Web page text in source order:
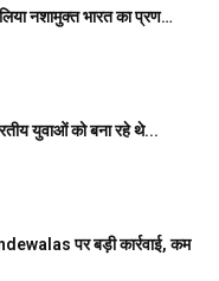
लिया नशामुक्त भारत का प्रण…
युवाओं को बना रहे थे...
पर बड़ी कार्रवाई, कम